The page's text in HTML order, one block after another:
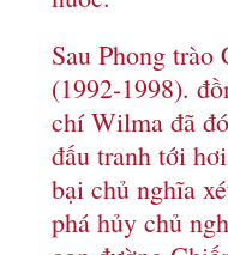
Sau Phong
(1992-1998).
chí Wilma đã
đấu tranh tới
bại chủ nghĩa
phá hủy chủ